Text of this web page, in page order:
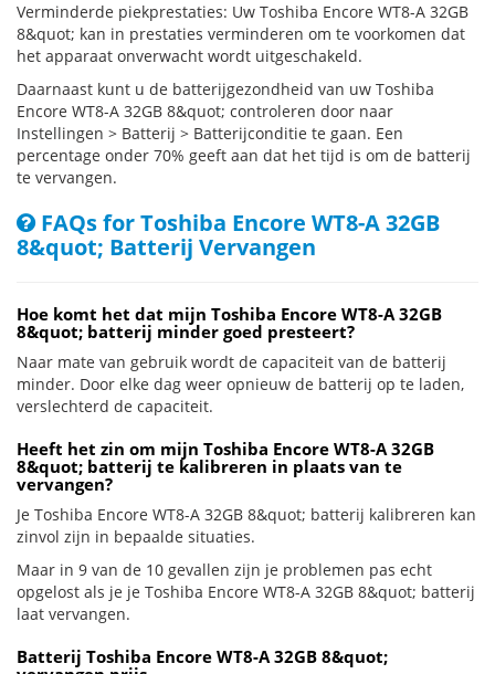
Verminderde piekprestaties: Uw Toshiba Encore WT8-A 32GB
8&quot; kan in prestaties verminderen om te voorkomen dat
het apparaat onverwacht wordt uitgeschakeld.
Daarnaast kunt u de batterijgezondheid van uw Toshiba
Encore WT8-A 32GB 8&quot; controleren door naar
Instellingen > Batterij > Batterijconditie te gaan. Een
percentage onder 70% geeft aan dat het tijd is om de batterij
te vervangen.
FAQs for Toshiba Encore WT8-A 32GB
8&quot; Batterij Vervangen
Hoe komt het dat mijn Toshiba Encore WT8-A 32GB
8&quot; batterij minder goed presteert?
Naar mate van gebruik wordt de capaciteit van de batterij
minder. Door elke dag weer opnieuw de batterij op te laden,
verslechterd de capaciteit.
Heeft het zin om mijn Toshiba Encore WT8-A 32GB
8&quot; batterij te kalibreren in plaats van te
vervangen?
Je Toshiba Encore WT8-A 32GB 8&quot; batterij kalibreren kan
zinvol zijn in bepaalde situaties.
Maar in 9 van de 10 gevallen zijn je problemen pas echt
opgelost als je je Toshiba Encore WT8-A 32GB 8&quot; batterij
laat vervangen.
Batterij Toshiba Encore WT8-A 32GB 8&quot;